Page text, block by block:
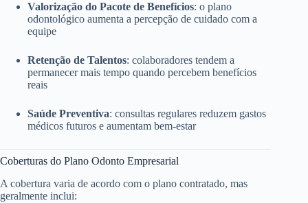
Valorização do Pacote de Benefícios: o plano
odontológico aumenta a percepção de cuidado com a
equipe
Retenção de Talentos: colaboradores tendem a
permanecer mais tempo quando percebem benefícios
reais
Saúde Preventiva: consultas regulares reduzem gastos
médicos futuros e aumentam bem-estar
Coberturas do Plano Odonto Empresarial
A cobertura varia de acordo com o plano contratado, mas
geralmente inclui: